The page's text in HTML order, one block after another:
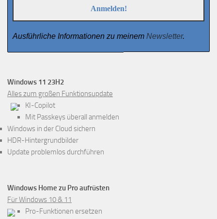
Ausführliche Informationen zu meinem Newsletter.
Windows 11 23H2
Alles zum großen Funktionsupdate
KI-Copilot
Mit Passkeys überall anmelden
Windows in der Cloud sichern
HDR-Hintergrundbilder
Update problemlos durchführen
Windows Home zu Pro aufrüsten
Für Windows 10 & 11
Pro-Funktionen ersetzen